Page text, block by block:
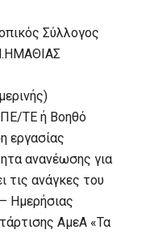
Σύλλογος
ΤΕ ή Βοηθό
εργασίας
ανανέωσης για
τις ανάγκες του
Ημερήσιας
ΑμεΑ «Τα